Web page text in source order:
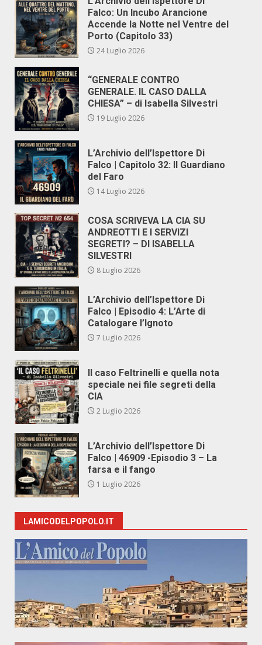
Falco: Un Incubo Arancione
Accende la Notte nel Ventre del
Porto (Capitolo 33)
24 Luglio 2026
“GENERALE CONTRO
GENERALE. IL CASO DALLA
CHIESA” – di Isabella Silvestri
19 Luglio 2026
L’Archivio dell’Ispettore Di
Falco | Capitolo 32: Il Guardiano
del Faro
14 Luglio 2026
COSA SCRIVEVA LA CIA SU
ANDREOTTI E I SERVIZI
SEGRETI? – DI ISABELLA
SILVESTRI
8 Luglio 2026
L’Archivio dell’Ispettore Di
Falco | Episodio 4: L’Arte di
Catalogare l’Ignoto
7 Luglio 2026
Il caso Feltrinelli e quella nota
speciale nei file segreti della
CIA
2 Luglio 2026
L’Archivio dell’Ispettore Di
Falco | 46909 -Episodio 3 – La
farsa e il fango
1 Luglio 2026
LAMICODELPOPOLO.IT